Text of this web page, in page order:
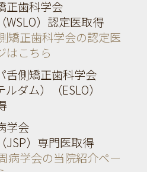
正歯科学会
WSLO）認定医取得
矯正歯科学会の認定医
はこちら
舌側矯正歯科学会
ルダム）（ESLO）
学会
JSP）専門医取得
病学会の当院紹介ペー